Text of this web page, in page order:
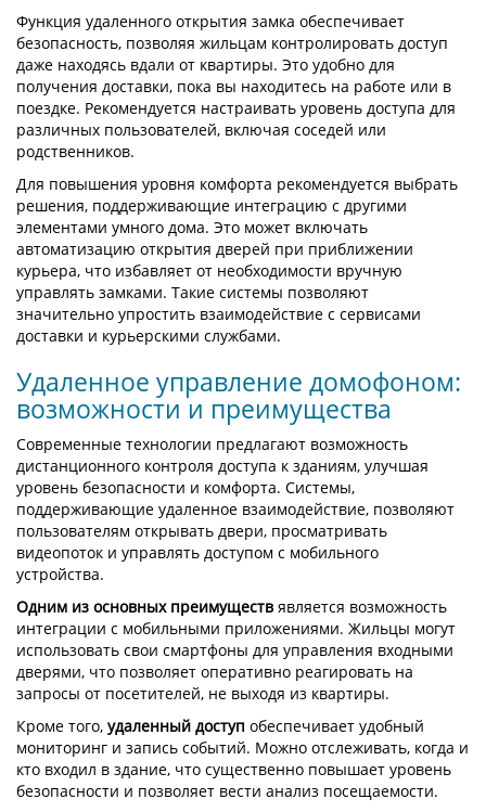
Функция удаленного открытия замка обеспечивает
безопасность, позволяя жильцам контролировать доступ
даже находясь вдали от квартиры. Это удобно для
получения доставки, пока вы находитесь на работе или в
поездке. Рекомендуется настраивать уровень доступа для
различных пользователей, включая соседей или
родственников.
Для повышения уровня комфорта рекомендуется выбрать
решения, поддерживающие интеграцию с другими
элементами умного дома. Это может включать
автоматизацию открытия дверей при приближении
курьера, что избавляет от необходимости вручную
управлять замками. Такие системы позволяют
значительно упростить взаимодействие с сервисами
доставки и курьерскими службами.
Удаленное управление домофоном:
возможности и преимущества
Современные технологии предлагают возможность
дистанционного контроля доступа к зданиям, улучшая
уровень безопасности и комфорта. Системы,
поддерживающие удаленное взаимодействие, позволяют
пользователям открывать двери, просматривать
видеопоток и управлять доступом с мобильного
устройства.
Одним из основных преимуществ является возможность
интеграции с мобильными приложениями. Жильцы могут
использовать свои смартфоны для управления входными
дверями, что позволяет оперативно реагировать на
запросы от посетителей, не выходя из квартиры.
Кроме того, удаленный доступ обеспечивает удобный
мониторинг и запись событий. Можно отслеживать, когда и
кто входил в здание, что существенно повышает уровень
безопасности и позволяет вести анализ посещаемости.